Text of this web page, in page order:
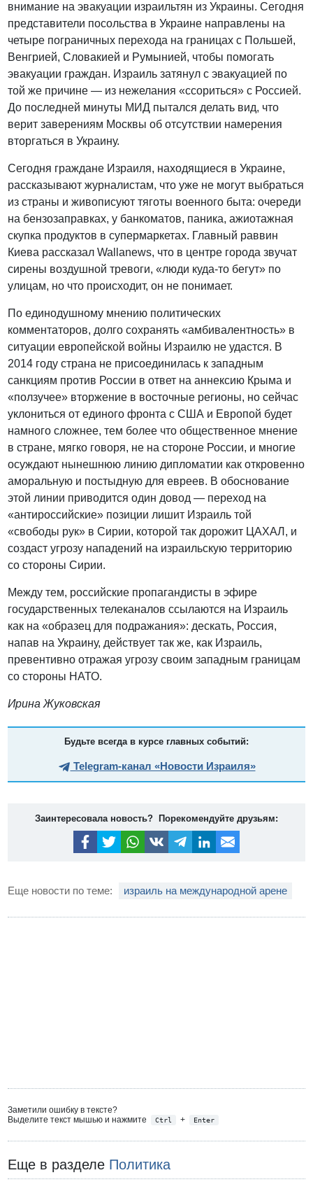
внимание на эвакуации израильтян из Украины. Сегодня
представители посольства в Украине направлены на
четыре пограничных перехода на границах с Польшей,
Венгрией, Словакией и Румынией, чтобы помогать
эвакуации граждан. Израиль затянул с эвакуацией по
той же причине — из нежелания «ссориться» с Россией.
До последней минуты МИД пытался делать вид, что
верит заверениям Москвы об отсутствии намерения
вторгаться в Украину.
Сегодня граждане Израиля, находящиеся в Украине,
рассказывают журналистам, что уже не могут выбраться
из страны и живописуют тяготы военного быта: очереди
на бензозаправках, у банкоматов, паника, ажиотажная
скупка продуктов в супермаркетах. Главный раввин
Киева рассказал Wallanews, что в центре города звучат
сирены воздушной тревоги, «люди куда-то бегут» по
улицам, но что происходит, он не понимает.
По единодушному мнению политических
комментаторов, долго сохранять «амбивалентность» в
ситуации европейской войны Израилю не удастся. В
2014 году страна не присоединилась к западным
санкциям против России в ответ на аннексию Крыма и
«ползучее» вторжение в восточные регионы, но сейчас
уклониться от единого фронта с США и Европой будет
намного сложнее, тем более что общественное мнение
в стране, мягко говоря, не на стороне России, и многие
осуждают нынешнюю линию дипломатии как откровенно
аморальную и постыдную для евреев. В обоснование
этой линии приводится один довод — переход на
«антироссийские» позиции лишит Израиль той
«свободы рук» в Сирии, которой так дорожит ЦАХАЛ, и
создаст угрозу нападений на израильскую территорию
со стороны Сирии.
Между тем, российские пропагандисты в эфире
государственных телеканалов ссылаются на Израиль
как на «образец для подражания»: дескать, Россия,
напав на Украину, действует так же, как Израиль,
превентивно отражая угрозу своим западным границам
со стороны НАТО.
Ирина Жуковская
Будьте всегда в курсе главных событий:
Telegram-канал «Новости Израиля»
Заинтересовала новость? Порекомендуйте друзьям:
Еще новости по теме: израиль на международной арене
Заметили ошибку в тексте?
Выделите текст мышью и нажмите
Ctrl + Enter
Еще в разделе Политика